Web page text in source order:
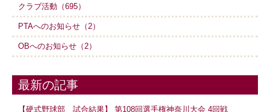
クラブ活動（695）
PTAへのお知らせ（2）
OBへのお知らせ（2）
最新の記事
【硬式野球部 試合結果】 第108回選手権神奈川大会 4回戦